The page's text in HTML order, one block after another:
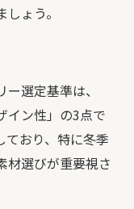
ょう。
選定基準は、
イン性」の3点で
ており、特に冬季
材選びが重要視さ